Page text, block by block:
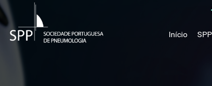
Início SPP